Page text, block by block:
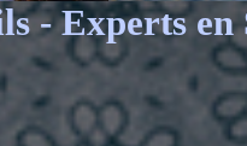
- Experts en